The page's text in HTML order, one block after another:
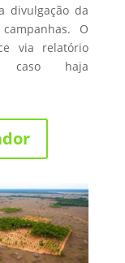
divulgação da
O
via relatório
caso haja